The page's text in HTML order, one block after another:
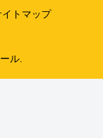
イトマップ
ル.